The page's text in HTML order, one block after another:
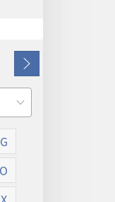
下
一
頁
G
O